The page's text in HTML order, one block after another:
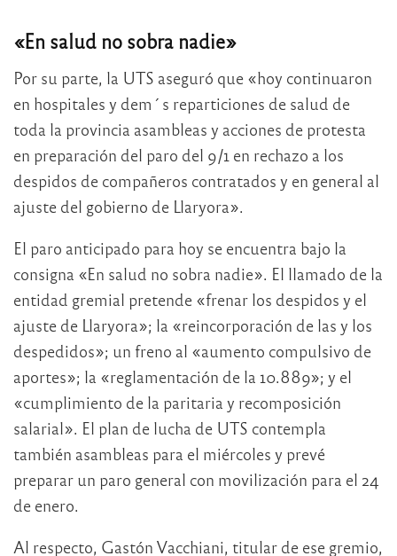
«En salud no sobra nadie»
Por su parte, la UTS aseguró que «hoy continuaron
en hospitales y dem´s reparticiones de salud de
toda la provincia asambleas y acciones de protesta
en preparación del paro del 9/1 en rechazo a los
despidos de compañeros contratados y en general al
ajuste del gobierno de Llaryora».
El paro anticipado para hoy se encuentra bajo la
consigna «En salud no sobra nadie». El llamado de la
entidad gremial pretende «frenar los despidos y el
ajuste de Llaryora»; la «reincorporación de las y los
despedidos»; un freno al «aumento compulsivo de
aportes»; la «reglamentación de la 10.889»; y el
«cumplimiento de la paritaria y recomposición
salarial». El plan de lucha de UTS contempla
también asambleas para el miércoles y prevé
preparar un paro general con movilización para el 24
de enero.
Al respecto, Gastón Vacchiani, titular de ese gremio,